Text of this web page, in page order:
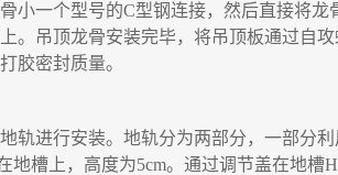
小一个型号的C型钢连接， 然后直接将龙
。吊顶龙骨安装完毕，将吊顶板通过自
胶密封质量。
轨进行安装。地轨分为两部分 ，一部分
地槽上 ， 高度为5cm。通过调节盖在地槽H